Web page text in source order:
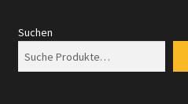
Suchen